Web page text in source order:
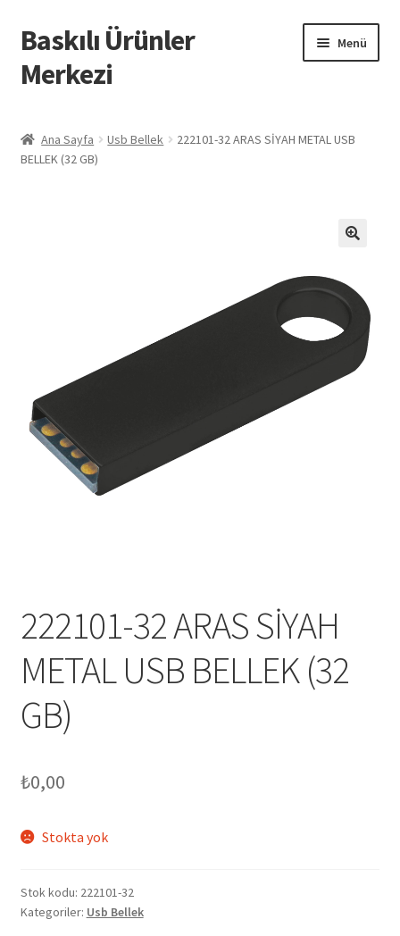
Dolaşıma
geç
İçeriğe
geç
Baskılı Ürünler
Merkezi
Menü
Baskılı Ürünler
İptal ve İade Politikası
Mesafeli Satış Sözleşmesi
Mesafeli Satış Sözleşmesi
Ana Sayfa Usb Bellek
222101-32 ARAS SİYAH METAL USB
BELLEK (32 GB)
222101-32 ARAS SİYAH
METAL USB BELLEK (32
GB)
₺0,00
Stokta yok
Stok kodu: 222101-32
Kategoriler: Usb Bellek